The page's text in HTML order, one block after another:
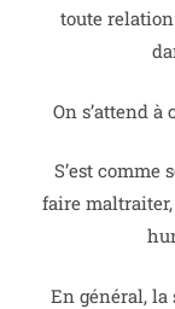
toute
On s’attend à
S’est
faire maltraiter,
En général, la